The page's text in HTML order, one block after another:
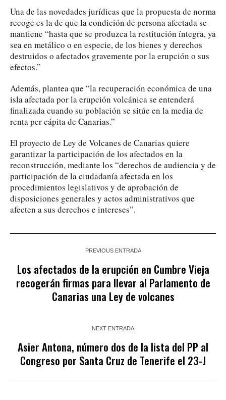
Una de las novedades jurídicas que la propuesta de norma
recoge es la de que la condición de persona afectada se
mantiene “hasta que se produzca la restitución íntegra, ya
sea en metálico o en especie, de los bienes y derechos
destruidos o afectados gravemente por la erupción o sus
efectos.”
Además, plantea que “la recuperación económica de una
isla afectada por la erupción volcánica se entenderá
finalizada cuando su población se sitúe en la media de
renta per cápita de Canarias.”
El proyecto de Ley de Volcanes de Canarias quiere
garantizar la participación de los afectados en la
reconstrucción, mediante los “derechos de audiencia y de
participación de la ciudadanía afectada en los
procedimientos legislativos y de aprobación de
disposiciones generales y actos administrativos que
afecten a sus derechos e intereses”.
PREVIOUS ENTRADA
Los afectados de la erupción en Cumbre Vieja
recogerán firmas para llevar al Parlamento de
Canarias una Ley de volcanes
NEXT ENTRADA
Asier Antona, número dos de la lista del PP al
Congreso por Santa Cruz de Tenerife el 23-J